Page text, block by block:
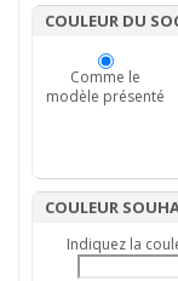
COULEUR DU
Comme le
modèle présenté
COULEUR
Indiquez la